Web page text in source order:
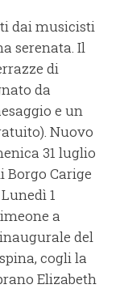
dai musicisti
serenata. Il
di
da
e un
Nuovo
31 luglio
Borgo Carige
1
a
del
cogli la
Elizabeth